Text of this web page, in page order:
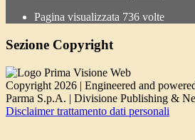
Pagina visualizzata 736 volte
Sezione Copyright
Copyright 2026 | Engineered and
Parma S.p.A. | Divisione Publishing &
Disclaimer trattamento dati personali